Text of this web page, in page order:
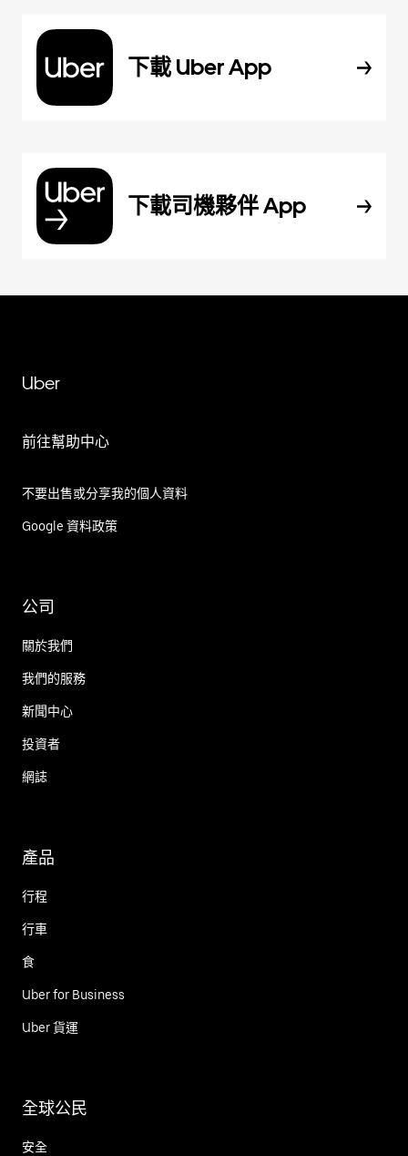
下載 Uber App
下載司機夥伴 App
Uber
前往幫助中心
不要出售或分享我的個人資料
Google 資料政策
公司
關於我們
我們的服務
新聞中心
投資者
網誌
產品
行程
行車
食
Uber for Business
Uber 貨運
全球公民
安全